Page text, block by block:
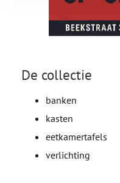
De collectie
banken
kasten
eetkamertafels
verlichting